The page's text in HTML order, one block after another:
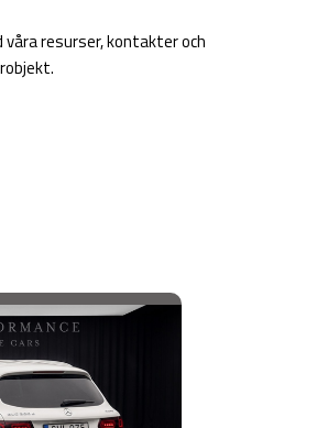
våra resurser, kontakter och